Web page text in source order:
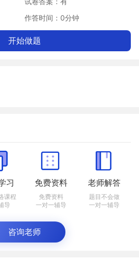
作答时间：0分钟
开始做题
习
课程
导
免费资料
免费资料
一对一辅导
老师解答
题目不会做
一对一辅导
咨询老师